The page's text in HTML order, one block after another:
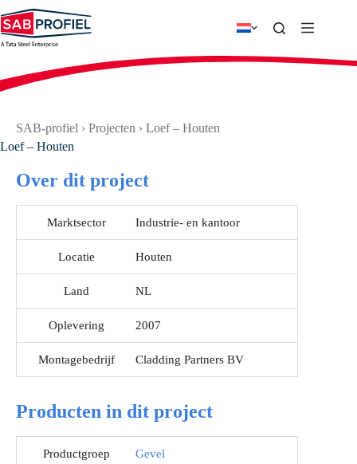
naar
de
inhoud
SAB-profiel › Projecten › Loef – Houten
Loef – Houten
Over dit project
Marktsector Industrie- en kantoor
Locatie Houten
Land NL
Oplevering 2007
Montagebedrijf Cladding Partners BV
Producten in dit project
Productgroep
Gevel